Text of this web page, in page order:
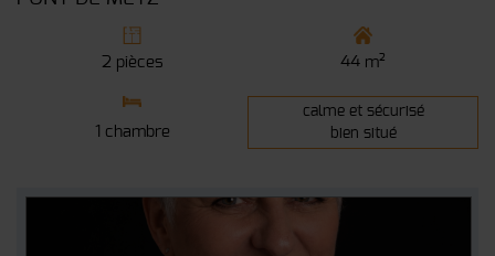
2 pièces 44 m²
1 chambre
calme et sécurisé
bien situé